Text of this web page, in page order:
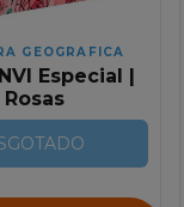
GEOGRAFICA
Especial |
Rosas